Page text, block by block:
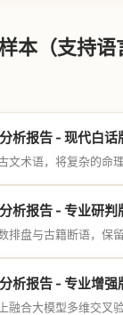
本（支持
析报告 - 现代白话
析报告 - 专业研判
析报告 - 专业增强